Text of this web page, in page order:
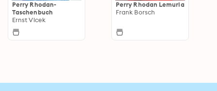
Perry Rhodan-
Taschenbuch
Ernst Vlcek
Perry Rhodan Lemuria
Frank Borsch